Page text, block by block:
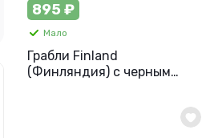
895 ₽
Мало
Грабли Finland
(Финляндия) с черным